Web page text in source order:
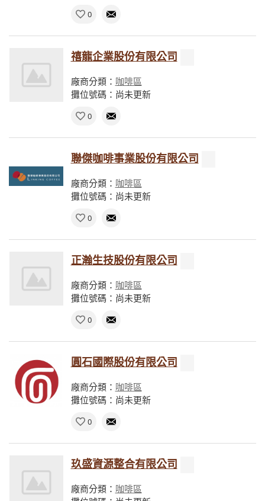
0
禧龍企業股份有限公司
廠商分類： 咖啡區
攤位號碼：尚未更新
0
聯傑咖啡事業股份有限公司
廠商分類： 咖啡區
攤位號碼：尚未更新
0
正瀚生技股份有限公司
廠商分類： 咖啡區
攤位號碼：尚未更新
0
圓石國際股份有限公司
廠商分類： 咖啡區
攤位號碼：尚未更新
0
玖盛資源整合有限公司
廠商分類： 咖啡區